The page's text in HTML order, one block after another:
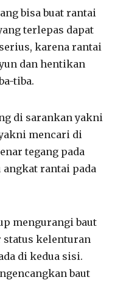
bisa buat rantai
terlepas dapat
karena rantai
dan hentikan
tiba.
di sarankan yakni
mencari di
tegang pada
rantai pada
mengurangi baut
status kelenturan
di kedua sisi.
baut